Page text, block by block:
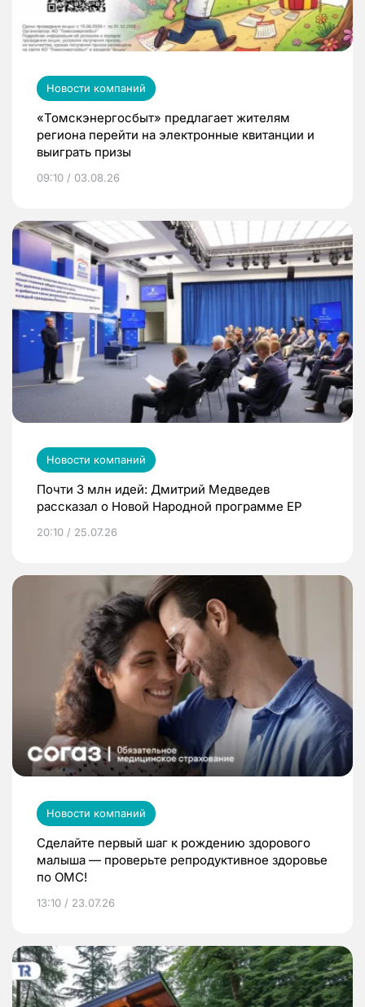
Новости компаний
«Томскэнергосбыт» предлагает жителям
региона перейти на электронные квитанции и
выиграть призы
09:10 / 03.08.26
Новости компаний
Почти 3 млн идей: Дмитрий Медведев
рассказал о Новой Народной программе ЕР
20:10 / 25.07.26
Новости компаний
Сделайте первый шаг к рождению здорового
малыша — проверьте репродуктивное здоровье
по ОМС!
13:10 / 23.07.26